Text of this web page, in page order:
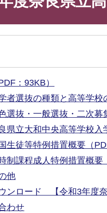
：93KB）
選抜の種類と高等学校
抜・一般選抜・二次募
立大和中央高等学校入
徒等特例措置概要（
課程成人特例措置概要
他
ンロード 【令和3年度
わせ